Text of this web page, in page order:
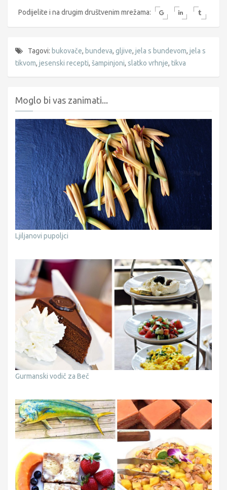
Podijelite i na drugim društvenim mrežama:
Tagovi: bukovače, bundeva, gljive, jela s bundevom, jela s
tikvom, jesenski recepti, šampinjoni, slatko vrhnje, tikva
Moglo bi vas zanimati...
Ljiljanovi pupoljci
Gurmanski vodič za Beč